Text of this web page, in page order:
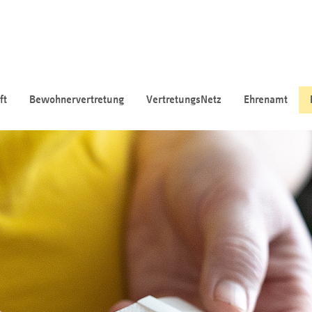
Bewohnervertretung VertretungsNetz Ehrenamt